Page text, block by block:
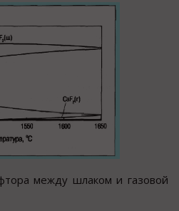
между шлаком и газовой